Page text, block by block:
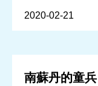
2020-02-21
南蘇丹的童